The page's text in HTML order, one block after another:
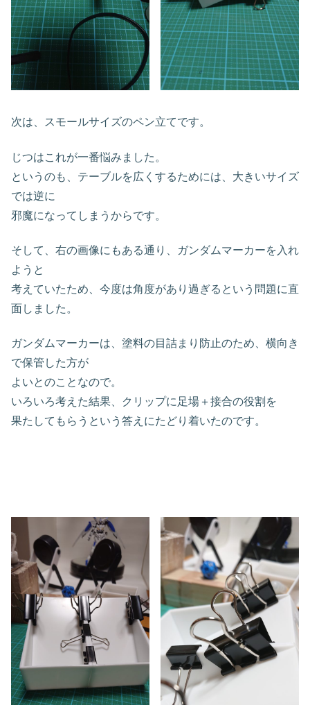
次は、スモールサイズのペン立てです。
じつはこれが一番悩みました。
というのも、テーブルを広くするためには、大きいサイズ
では逆に
邪魔になってしまうからです。
そして、右の画像にもある通り、ガンダムマーカーを入れ
ようと
考えていたため、今度は角度があり過ぎるという問題に直
面しました。
ガンダムマーカーは、塗料の目詰まり防止のため、横向き
で保管した方が
よいとのことなので。
いろいろ考えた結果、クリップに足場＋接合の役割を
果たしてもらうという答えにたどり着いたのです。